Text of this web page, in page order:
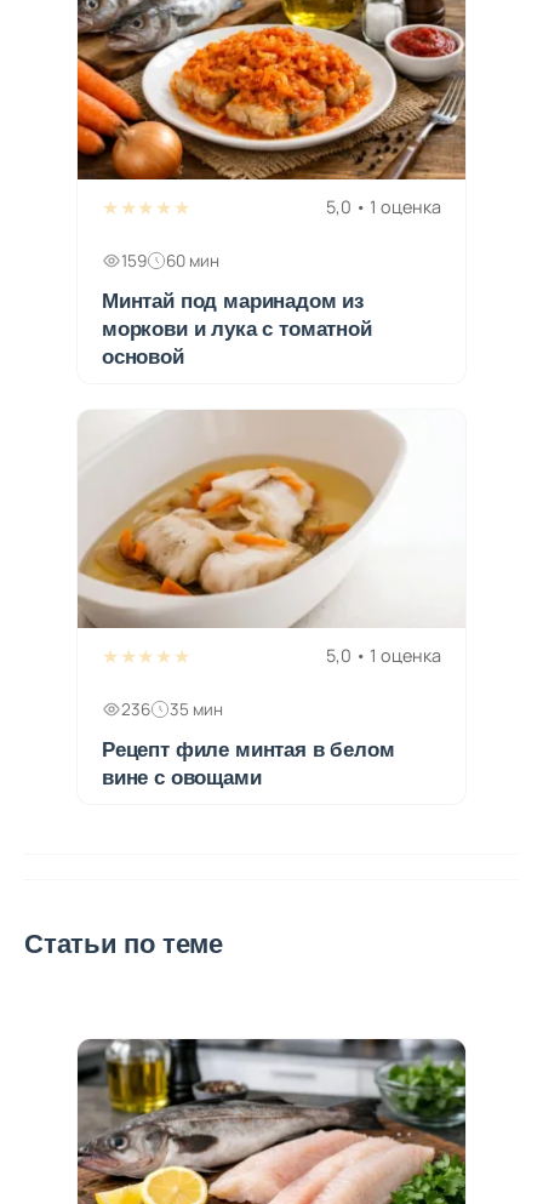
★★★★★ 5,0 • 1 оценка
159 60 мин
Минтай под маринадом из
моркови и лука с томатной
основой
★★★★★ 5,0 • 1 оценка
236 35 мин
Рецепт филе минтая в белом
вине с овощами
Статьи по теме